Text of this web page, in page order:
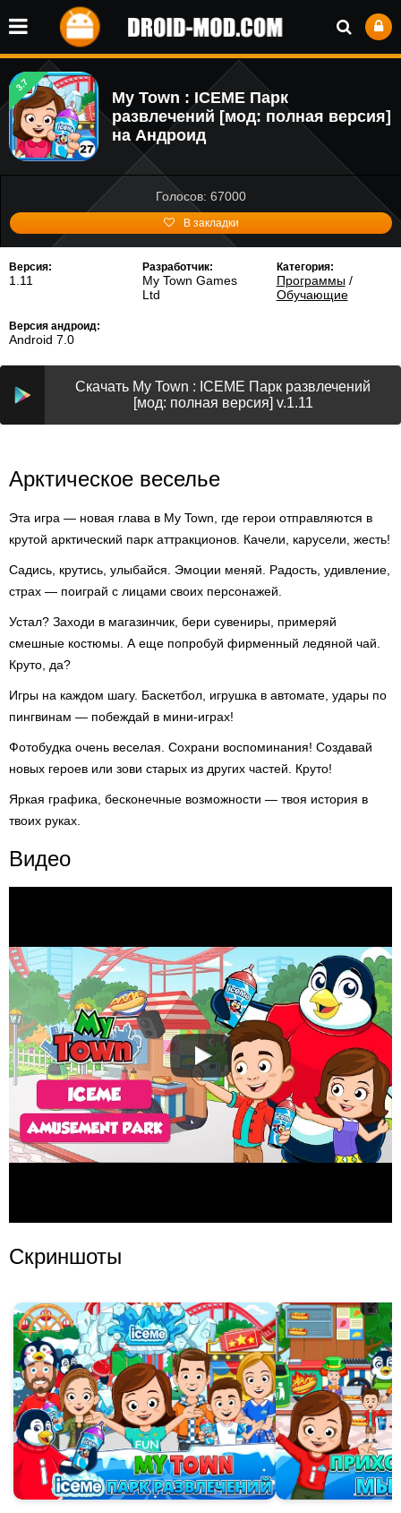
3.7
My Town : ICEME Парк
развлечений [мод: полная версия]
на Андроид
Голосов: 67000
В закладки
Версия:
1.11
Разработчик:
My Town Games
Ltd
Категория:
Программы/
Обучающие
Версия андроид:
Android 7.0
Скачать My Town : ICEME Парк развлечений
[мод: полная версия] v.1.11
Арктическое веселье
Эта игра — новая глава в My Town, где герои отправляются в
крутой арктический парк аттракционов. Качели, карусели, жесть!
Садись, крутись, улыбайся. Эмоции меняй. Радость, удивление,
страх — поиграй с лицами своих персонажей.
Устал? Заходи в магазинчик, бери сувениры, примеряй
смешные костюмы. А еще попробуй фирменный ледяной чай.
Круто, да?
Игры на каждом шагу. Баскетбол, игрушка в автомате, удары по
пингвинам — побеждай в мини-играх!
Фотобудка очень веселая. Сохрани воспоминания! Создавай
новых героев или зови старых из других частей. Круто!
Яркая графика, бесконечные возможности — твоя история в
твоих руках.
Видео
Скриншоты